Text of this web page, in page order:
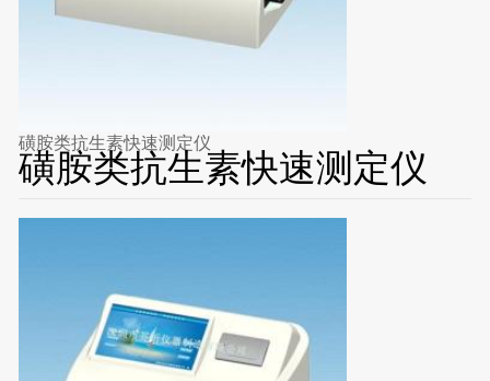
磺胺类抗生素快速测定仪
磺胺类抗生素快速测定仪